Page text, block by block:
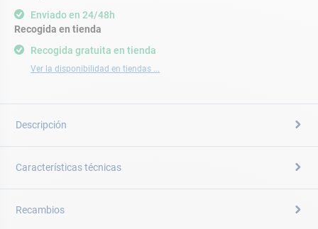
Enviado en 24/48h
Recogida gratuita en tienda
Ver la disponibilidad en tiendas ...
Recogida en tienda
Descripción
Características técnicas
Recambios